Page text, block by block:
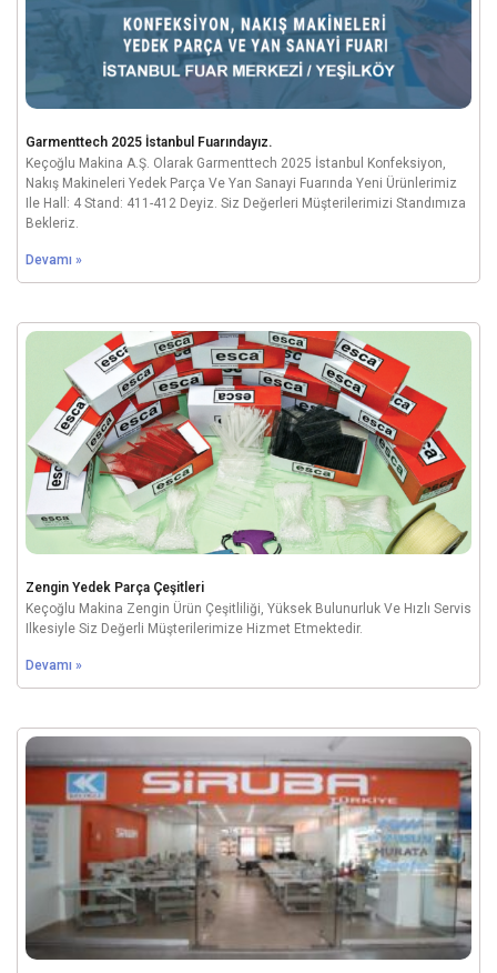
Garmenttech 2025 İstanbul Fuarındayız.
Keçoğlu Makina A.Ş. Olarak Garmenttech 2025 İstanbul Konfeksiyon,
Nakış Makineleri Yedek Parça Ve Yan Sanayi Fuarında Yeni Ürünlerimiz
Ile Hall: 4 Stand: 411-412 Deyiz. Siz Değerleri Müşterilerimizi Standımıza
Bekleriz.
Devamı »
Zengin Yedek Parça Çeşitleri
Keçoğlu Makina Zengin Ürün Çeşitliliği, Yüksek Bulunurluk Ve Hızlı Servis
Ilkesiyle Siz Değerli Müşterilerimize Hizmet Etmektedir.
Devamı »